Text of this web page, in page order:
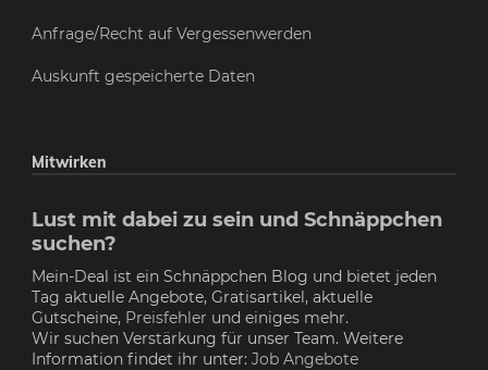
Anfrage/Recht auf Vergessenwerden
Auskunft gespeicherte Daten
Mitwirken
Lust mit dabei zu sein und Schnäppchen
suchen?
Mein-Deal ist ein Schnäppchen Blog und bietet jeden
Tag aktuelle Angebote, Gratisartikel, aktuelle
Gutscheine, Preisfehler und einiges mehr.
Wir suchen Verstärkung für unser Team. Weitere
Information findet ihr unter: Job Angebote